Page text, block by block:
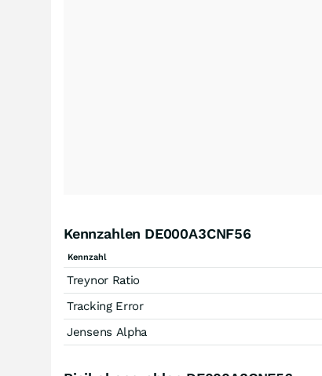
Kennzahlen DE000A3CNF56
Kennzahl
Treynor Ratio
Tracking Error
Jensens Alpha